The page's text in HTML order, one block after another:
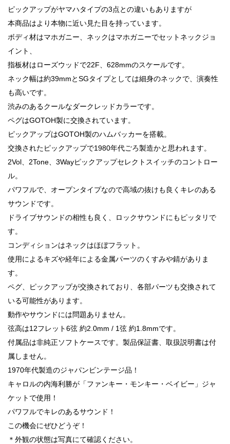
ピックアップがヤマハタイプの3点との違いもありますが
本商品はより本物に近い見た目を持っています。
ボディ材はマホガニー、ネックはマホガニーでセットネックジョ
イント、
指板材はローズウッドで22F、628mmのスケールです。
ネック幅は約39mmとSGタイプとしては細身のネックで、演奏性
も高いです。
渋みのあるクールなダークレッドカラーです。
ペグはGOTOH製に交換されています。
ピックアップはGOTOH製のハムバッカーを搭載。
交換されたピックアップで1980年代ごろ製造かと思われます。
2Vol、2Tone、3Wayピックアップセレクトスイッチのコントロー
ル。
パワフルで、オープンタイプなので高域の抜けも良くキレのある
サウンドです。
ドライブサウンドの相性も良く、ロックサウンドにもピッタリで
す。
コンディションはネックはほぼフラット。
使用によるキズや経年による金属パーツのくすみや錆がありま
す。
ペグ、ピックアップが交換されており、各部パーツも交換されて
いる可能性があります。
動作やサウンドには問題ありません。
弦高は12フレット6弦 約2.0mm / 1弦 約1.8mmです。
付属品は非純正ソフトケースです。製品保証書、取扱説明書は付
属しません。
1970年代製造のジャパンビンテージ品！
キャロルの内海利勝が「ファンキー・モンキー・ベイビー」ジャ
ケットで使用！
パワフルでキレのあるサウンド！
この機会にぜひどうぞ！
＊外観の状態は写真にて確認ください。